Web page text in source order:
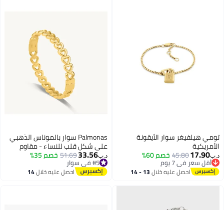
تومي هيلفيغر سوار الأيقونة
الأمريكية
د.ب‏17.90
45.80خصم 60%
أقل سعر في 7 يوم
أقل سعر في 7 يوماحصل عليه خلال 13 - 14
Palmonas سوار بالموناس الذهبي
على شكل قلب للنساء - مقاوم
للماء ومضاد للتأكسد
د.ب‏33.56
51.69خصم 35%
#5 في سوار
#5 في سوار احصل عليه خلال14